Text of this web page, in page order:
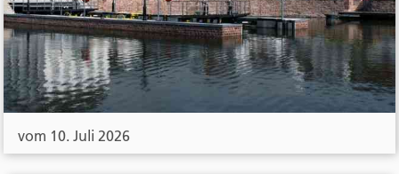
vom 10. Juli 2026